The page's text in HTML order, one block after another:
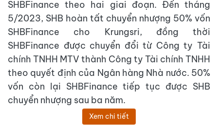
SHBFinance theo hai giai đoạn. Đến tháng
5/2023, SHB hoàn tất chuyển nhượng 50% vốn
SHBFinance cho Krungsri, đồng thời
SHBFinance được chuyển đổi từ Công ty Tài
chính TNHH MTV thành Công ty Tài chính TNHH
theo quyết định của Ngân hàng Nhà nước. 50%
vốn còn lại SHBFinance tiếp tục được SHB
chuyển nhượng sau ba năm.
Xem chi tiết